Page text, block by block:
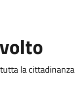
la cittadinanza